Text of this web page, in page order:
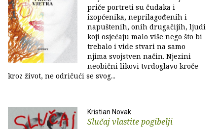
priče portreti su čudaka i
izopćenika, neprilagođenih i
napuštenih, onih drugačijih, ljudi
koji osjećaju malo više nego što bi
trebalo i vide stvari na samo
njima svojstven način. Njezini
neobični likovi tvrdoglavo kroče
kroz život, ne odričući se svog...
Kristian Novak
Slučaj vlastite pogibelji